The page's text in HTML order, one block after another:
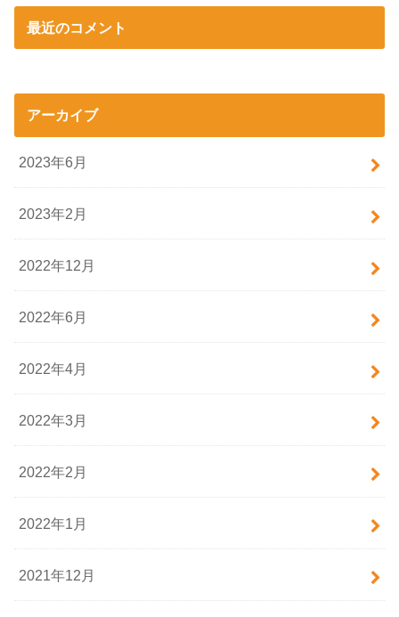
最近のコメント
アーカイブ
2023年6月
2023年2月
2022年12月
2022年6月
2022年4月
2022年3月
2022年2月
2022年1月
2021年12月